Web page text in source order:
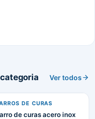
Ver todos
DE CURAS
de curas acero inox